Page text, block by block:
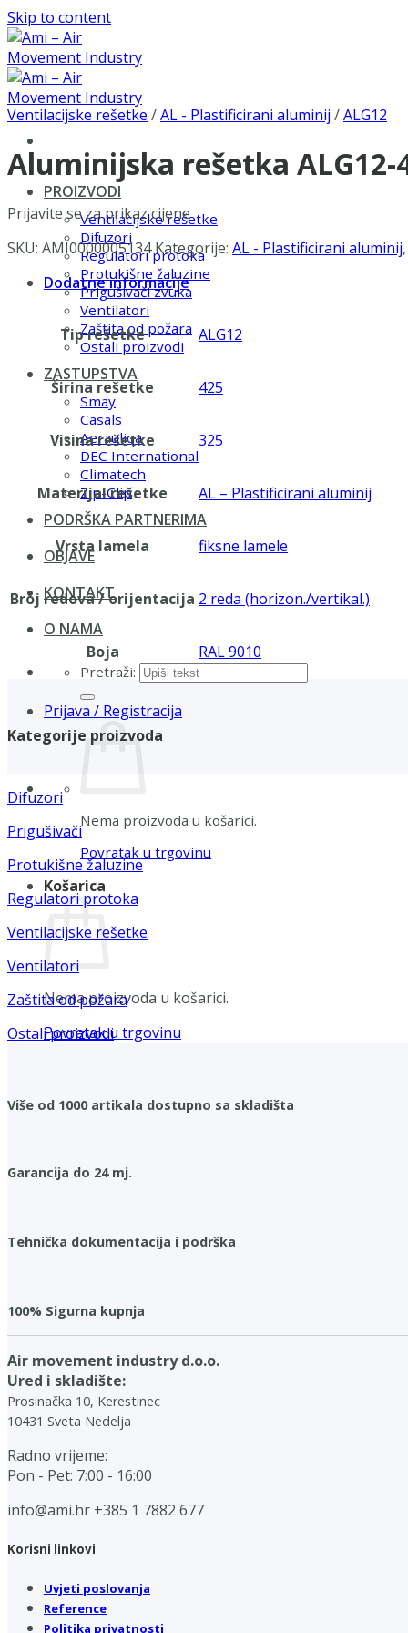
Skip to content
PROIZVODI
Ventilacijske rešetke
Difuzori
Regulatori protoka
Protukišne žaluzine
Prigušivači zvuka
Ventilatori
Zaštita od požara
Ostali proizvodi
ZASTUPSTVA
Smay
Casals
Aerauliqa
DEC International
Climatech
Zip-Clip
PODRŠKA PARTNERIMA
OBJAVE
KONTAKT
O NAMA
Pretraži:
Prijava / Registracija
Nema proizvoda u košarici.
Povratak u trgovinu
Košarica
Nema proizvoda u košarici.
Povratak u trgovinu
Ventilacijske rešetke /AL - Plastificirani aluminij /ALG12
Aluminijska rešetka ALG12-
Prijavite se za prikaz cijene
SKU: AMI0000005134 Kategorije: AL - Plastificirani aluminij,
Dodatne informacije
Tip rešetke ALG12
Širina rešetke 425
Visina rešetke 325
Materijal rešetke AL – Plastificirani aluminij
Vrsta lamela fiksne lamele
Broj redova / orijentacija 2 reda (horizon./vertikal.)
Boja RAL 9010
Kategorije proizvoda
Difuzori
Prigušivači
Protukišne žaluzine
Regulatori protoka
Ventilacijske rešetke
Ventilatori
Zaštita od požara
Ostali proizvodi
Više od 1000 artikala dostupno sa skladišta
Garancija do 24 mj.
Tehnička dokumentacija i podrška
100% Sigurna kupnja
Air movement industry d.o.o.
Ured i skladište:
Prosinačka 10, Kerestinec
10431 Sveta Nedelja
Radno vrijeme:
Pon - Pet: 7:00 - 16:00
info@ami.hr +385 1 7882 677
Korisni linkovi
Uvjeti poslovanja
Reference
Politika privatnosti